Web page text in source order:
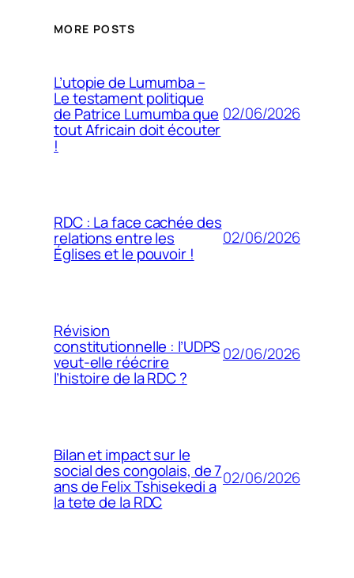
MORE POSTS
L’utopie de Lumumba –
Le testament politique
de Patrice Lumumba que
tout Africain doit écouter
!
02/06/2026
RDC : La face cachée des
relations entre les
Églises et le pouvoir !
02/06/2026
Révision
constitutionnelle : l’UDPS
veut-elle réécrire
l’histoire de la RDC ?
02/06/2026
Bilan et impact sur le
social des congolais, de 7
ans de Felix Tshisekedi a
la tete de la RDC
02/06/2026